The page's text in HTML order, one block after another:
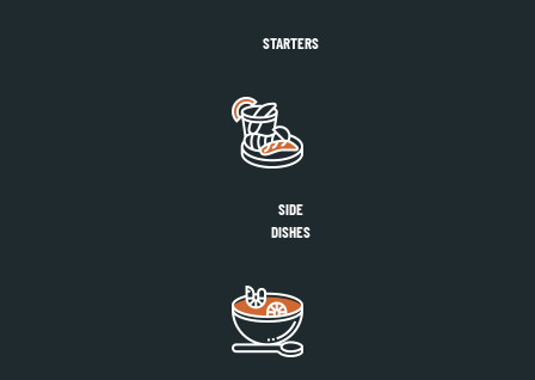
STARTERS
SIDE
DISHES